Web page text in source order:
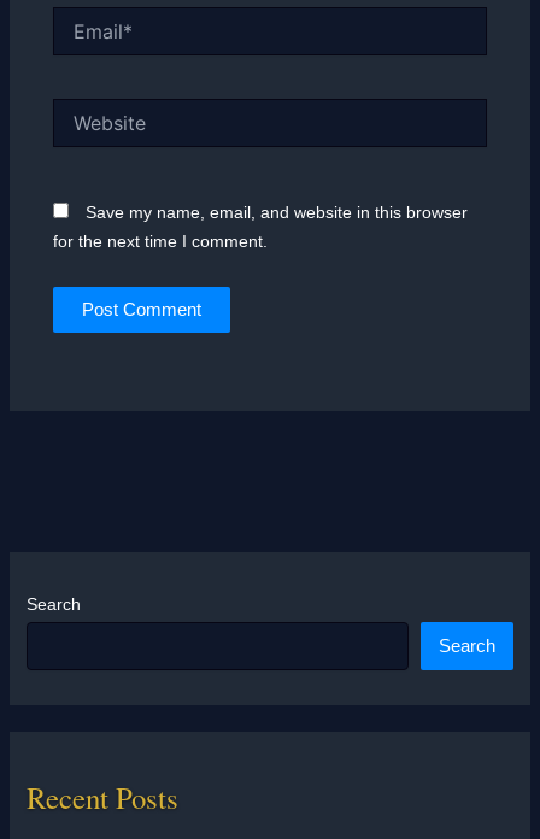
Save my name, email, and website in this browser
for the next time I comment.
Search
Search
Recent Posts